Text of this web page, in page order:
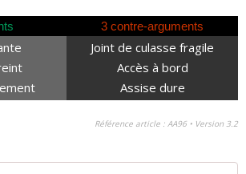
3 contre-arguments
Joint de culasse fragile
Accès à bord
Assise dure
Référence article : AA96 • Version 3.2